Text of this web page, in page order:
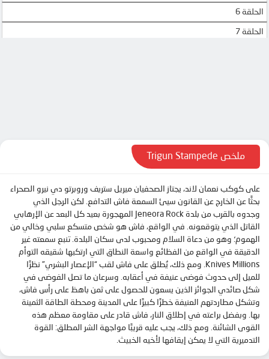
الحلقة 6
الحلقة 7
ملخص Trigun Stampede
على كوكب نعمان لاند، يجتاز الصحفيان ميريل ستريف وروبرتو دي نيرو الصحراء
بحثًا عن الخارج عن القانون سيئ السمعة فاش التدافع. لكن الرجل الذي
وجدوه بالقرب من بلدة Jeneora Rock المهجورة بعيد كل البعد عن الإرهابي
القاتل الذي يتوقعونه. في الواقع، فاش هو شخص متسكع سلبي وخالي من
الهموم؛ وهو من دعاة السلام ومحبوب لدى سكان البلدة. تنبع سمعته غير
الدقيقة في الواقع من الفظائع واسعة النطاق التي ارتكبها شقيقه التوأم
Knives Millions. ومع ذلك، يُطلق على فاش لقب “الإعصار البشري” نظرًا
للميل إلى حدوث فوضى عنيفة في أعقابه. وسرعان ما تصل الفوضى في
شكل صائدي الجوائز الذين يسعون للحصول على ثمن باهظ على رأس فاش،
وتشكل مطاردتهم العنيفة خطرًا كبيرًا على المدينة ومحطة الطاقة الثمينة
بها. وبفضل براعته في إطلاق النار، فاش قادر على مقاومة معظم هذه
القوى الشائنة. ومع ذلك، يجب عليه قريبًا مواجهة الشر المطلق: القوة
التدميرية التي لا يمكن إيقافها لأخيه الخبيث.